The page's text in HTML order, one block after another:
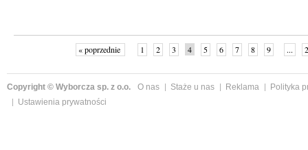
« poprzednie 1 2 3 4 5 6 7 8 9 ...
Copyright © Wyborcza sp. z o.o. O nas Staże u nas Reklama
Polityka
Ustawienia prywatności